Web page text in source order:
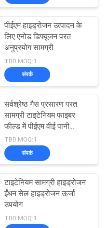
लगा
लगा
पीईएम हाइड्रोजन उत्पादन के
लिए एनोड डिफ्यूजन परत
अनुप्रयोग सामग्री
TBD MOQ:1
संपर्क
सर्वश्रेष्ठ गैस प्रसारण परत
सामग्री टाइटेनियम फाइबर
फील्ड में पीईएम वीई पानी
इलेक्ट्रोलाइज़र
TBD MOQ:1
संपर्क
टाइटेनियम सामग्री हाइड्रोजन
ईंधन सेल हाइड्रोजन ऊर्जा
उपयोग
TBD MOQ:1